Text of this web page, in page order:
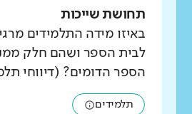
תחושת שייכות
באיזו מידה התלמידים
לבית הספר ושהם חלק
הספר הדומים? (דיווחי
תלמידים